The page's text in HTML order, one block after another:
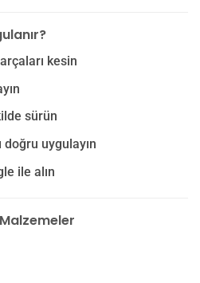
kesin
sürün
doğru uygulayın
ile alın